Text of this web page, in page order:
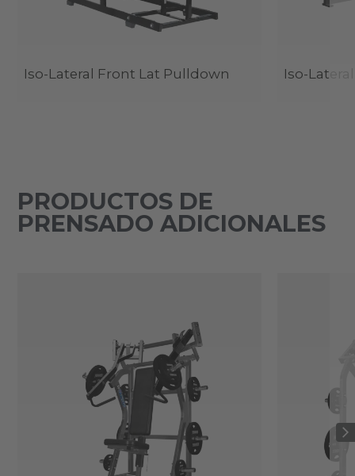
Iso-Lateral Front Lat Pulldown Iso-
PRODUCTOS DE
PRENSADO ADICIONALES